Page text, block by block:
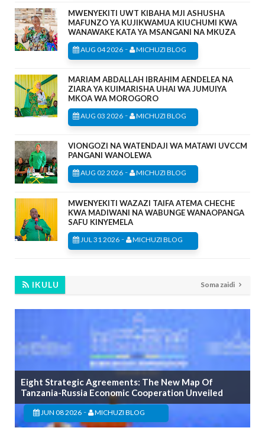
MWENYEKITI UWT KIBAHA MJI ASHUSHA
MAFUNZO YA KUJIKWAMUA KIUCHUMI KWA
WANAWAKE KATA YA MSANGANI NA MKUZA
AUG 04 2026 - MICHUZI BLOG
MARIAM ABDALLAH IBRAHIM AENDELEA NA
ZIARA YA KUIMARISHA UHAI WA JUMUIYA
MKOA WA MOROGORO
AUG 03 2026 - MICHUZI BLOG
VIONGOZI NA WATENDAJI WA MATAWI UVCCM
PANGANI WANOLEWA
AUG 02 2026 - MICHUZI BLOG
MWENYEKITI WAZAZI TAIFA ATEMA CHECHE
KWA MADIWANI NA WABUNGE WANAOPANGA
SAFU KINYEMELA
JUL 31 2026 - MICHUZI BLOG
IKULU Soma zaidi
Eight Strategic Agreements: The New Map Of
Tanzania-Russia Economic Cooperation Unveiled
JUN 08 2026 - MICHUZI BLOG